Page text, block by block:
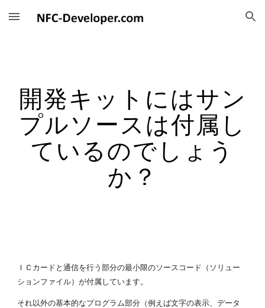
Skip to main content Skip to navigation
開発キットにはサン
プルソースは付属し
ているのでしょう
か？
ＩＣカードと通信を行う部分の最小限のソースコード（ソリュー
ションファイル）が付属しています。
それ以外の基本的なプログラム部分（例えば文字の表示、データ